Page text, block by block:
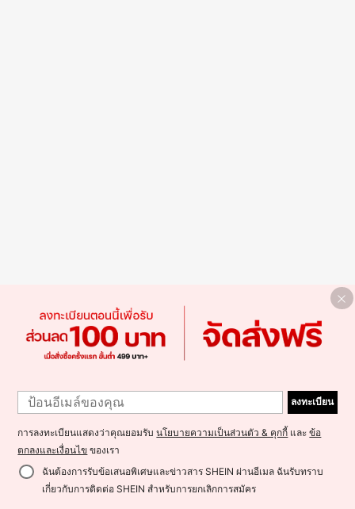
ลงทะเบียน
การลงทะเบียนแสดงว่าคุณยอมรับนโยบายความเป็นส่วนตัว & คุกกี้ และข้อ
ตกลงและเงื่อนไข ของเรา
ฉันต้องการรับข้อเสนอพิเศษและข่าวสาร SHEIN ผ่านอีเมล ฉันรับทราบ
เกี่ยวกับการติดต่อ SHEIN สำหรับการยกเลิกการสมัคร